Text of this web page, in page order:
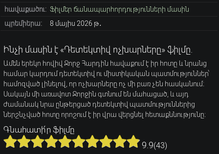
հավաքածու: Ֆիլմեր ճանապարհորդությունների մասին
պրեմիերա:
8 մայիս 2026 թ․
Ինչի մասին է «Դետեկտիվ ոչխարները» ֆիլմը.
Ամեն երեկո հովիվ Ջորջ Հարդին հավաքում է իր հոտը և նրանց
համար կարդում դետեկտիվ ու միստիկական պատմություններ՝
համոզված լինելով, որ ոչխարները ոչ մի բառ չեն հասկանում։
Սակայն մի առավոտ Ջորջին գտնում են մահացած, և այդ
ժամանակ նրա ընթերցած դետեկտիվ պատմություններից
ներշնչված հոտը որոշում է իր վրա վերցնել հետաքննությունը։
Գնահատի՛ր ֆիլմը
9.9(43)